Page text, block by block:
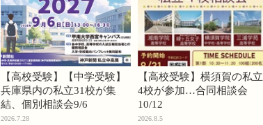
【高校受験】【中学受験】
兵庫県内の私立31校が集
結、個別相談会9/6
2026.7.28
【高校受験】横須賀の私立
4校が参加…合同相談会
10/12
2026.8.5